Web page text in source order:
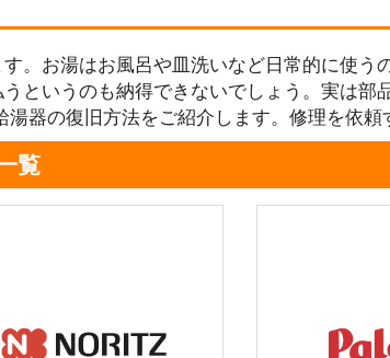
。お湯はお風呂や皿洗いなど日常的に使
というのも納得できないでしょう。実は
器の復旧方法をご紹介します。修理を依頼
覧